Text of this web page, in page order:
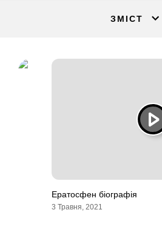
ЗМІСТ
Ератосфен біографія
3 Травня, 2021